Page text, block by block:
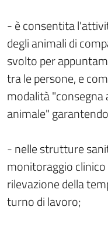
- è consentita
degli animali di
svolto per
tra le persone, e
modalità
animale"
- nelle strutture
monitoraggio
rilevazione della
turno di lavoro;